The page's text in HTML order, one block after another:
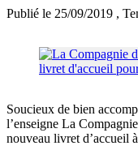
Publié le 25/09/2019 ,
Soucieux de bien
l’enseigne La
nouveau livret d’accueil